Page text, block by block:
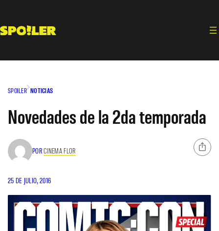
contenido
SPOILER NOTICIAS
Novedades de la 2da temporada
PORCINEMA FLOR
25 DE JULIO, 2016